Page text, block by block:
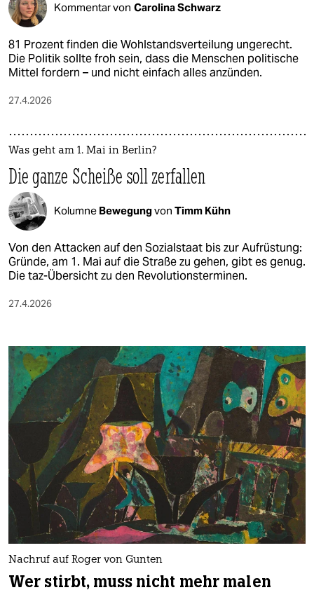
Kommentar von Carolina Schwarz
81 Prozent finden die Wohlstandsverteilung ungerecht.
Die Politik sollte froh sein, dass die Menschen politische
Mittel fordern – und nicht einfach alles anzünden.
27.4.2026
Was geht am 1. Mai in Berlin?
Die ganze Scheiße soll zerfallen
Kolumne Bewegungvon Timm Kühn
Von den Attacken auf den Sozialstaat bis zur Aufrüstung:
Gründe, am 1. Mai auf die Straße zu gehen, gibt es genug.
Die taz-Übersicht zu den Revolutionsterminen.
27.4.2026
Nachruf auf Roger von Gunten
Wer stirbt, muss nicht mehr malen